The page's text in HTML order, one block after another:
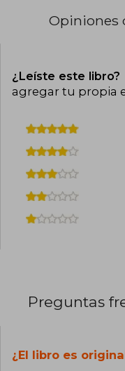
Opiniones
¿Leíste este libro?
agregar tu propia
Preguntas
¿El libro es